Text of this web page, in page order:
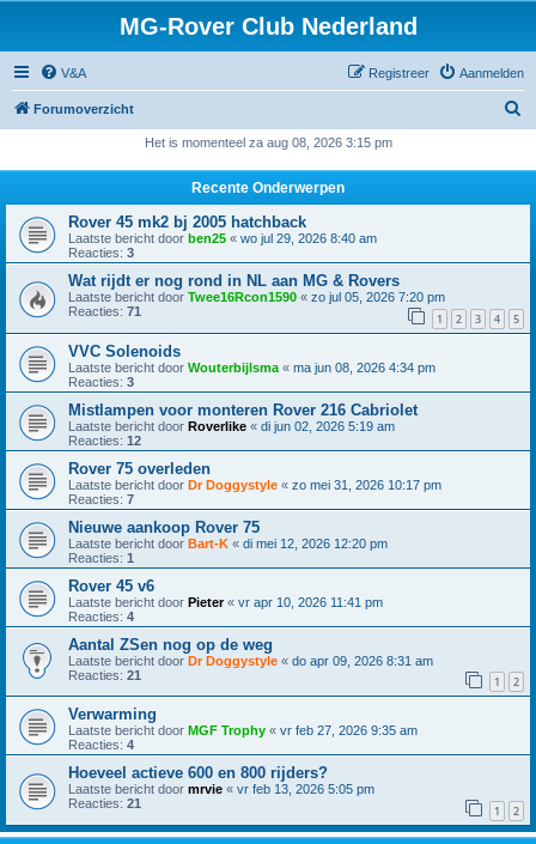
MG-Rover Club Nederland
V&A Aanmelden
Registreer
Forumoverzicht
Het is momenteel za aug 08, 2026 3:15 pm
Recente Onderwerpen
Rover 45 mk2 bj 2005 hatchback
Laatste bericht door ben25 « wo jul 29, 2026 8:40 am
Reacties: 3
Wat rijdt er nog rond in NL aan MG & Rovers
Laatste bericht door Twee16Rcon1590 « zo jul 05, 2026 7:20 pm
Reacties: 71 1 2 3 4 5
VVC Solenoids
Laatste bericht door Wouterbijlsma « ma jun 08, 2026 4:34 pm
Reacties: 3
Mistlampen voor monteren Rover 216 Cabriolet
Laatste bericht door Roverlike « di jun 02, 2026 5:19 am
Reacties: 12
Rover 75 overleden
Laatste bericht door Dr Doggystyle « zo mei 31, 2026 10:17 pm
Reacties: 7
Nieuwe aankoop Rover 75
Laatste bericht door Bart-K « di mei 12, 2026 12:20 pm
Reacties: 1
Rover 45 v6
Laatste bericht door Pieter« vr apr 10, 2026 11:41 pm
Reacties: 4
Aantal ZSen nog op de weg
Laatste bericht door Dr Doggystyle « do apr 09, 2026 8:31 am
Reacties: 21 1 2
Verwarming
Laatste bericht door MGF Trophy « vr feb 27, 2026 9:35 am
Reacties: 4
Hoeveel actieve 600 en 800 rijders?
Laatste bericht door mrvie « vr feb 13, 2026 5:05 pm
Reacties: 21 1 2